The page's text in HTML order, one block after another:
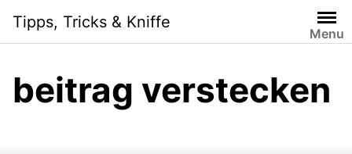
content
Tipps, Tricks & Kniffe
Menu
beitrag verstecken